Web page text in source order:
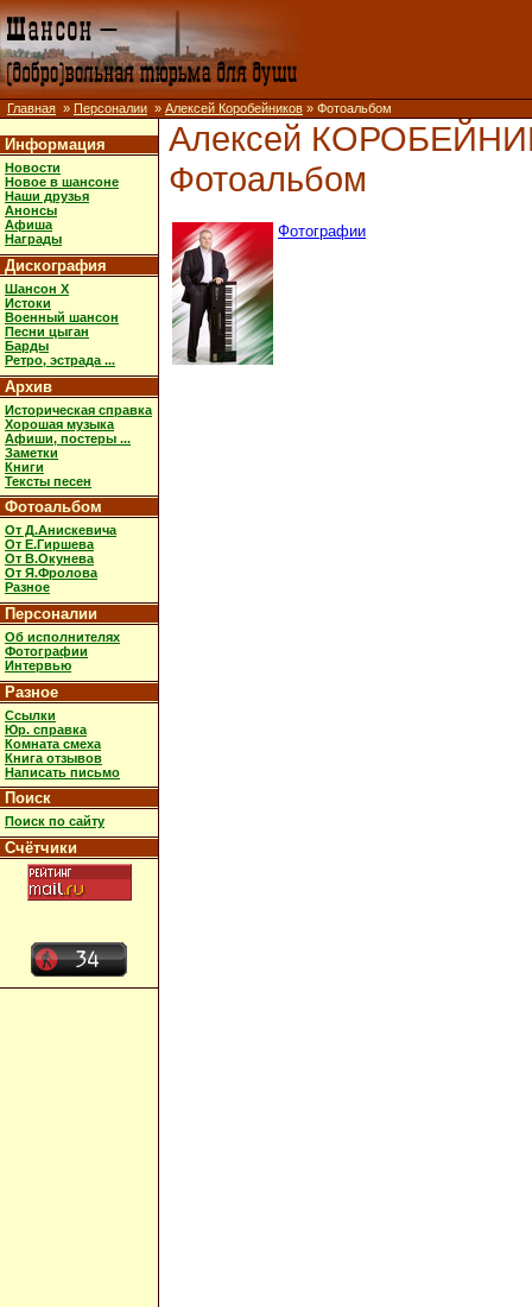
Главная » Персоналии » Алексей Коробейников » Фотоальбом
Информация
Новости
Новое в шансоне
Наши друзья
Анонсы
Афиша
Награды
Дискография
Шансон X
Истоки
Военный шансон
Песни цыган
Барды
Ретро, эстрада ...
Архив
Историческая справка
Хорошая музыка
Афиши, постеры ...
Заметки
Книги
Тексты песен
Фотоальбом
От Д.Анискевича
От Е.Гиршева
От В.Окунева
От Я.Фролова
Разное
Персоналии
Об исполнителях
Фотографии
Интервью
Разное
Ссылки
Юр. справка
Комната смеха
Книга отзывов
Написать письмо
Поиск
Поиск по сайту
Счётчики
Алексей
Фотоальбом
Фотографии